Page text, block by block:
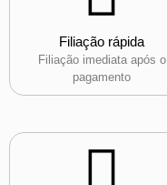
Filiação rápida
Filiação imediata após o
pagamento